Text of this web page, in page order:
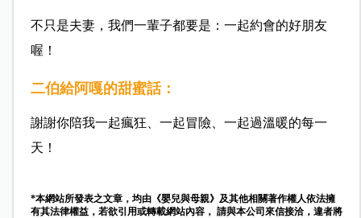
不只是夫妻，我們一輩子都要是：一起約會的好朋友
喔！
二伯給阿嘎的甜蜜話：
謝謝你陪我一起瘋狂、一起冒險、一起過溫暖的每一
天！
*本網站所發表之文章，均由《嬰兒與母親》及其他相關著作權人依法擁
有其法律權益，若欲引用或轉載網站內容， 請與本公司來信接洽，違者將